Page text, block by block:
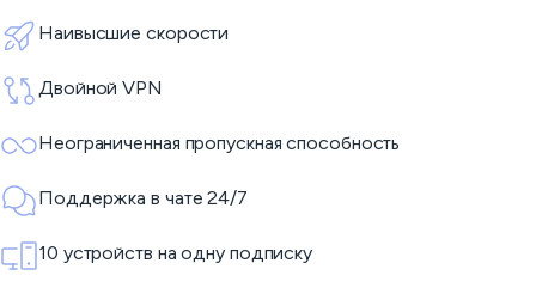
Наивысшие скорости
Двойной VPN
Неограниченная пропускная способность
Поддержка в чате 24/7
10 устройств на одну подписку